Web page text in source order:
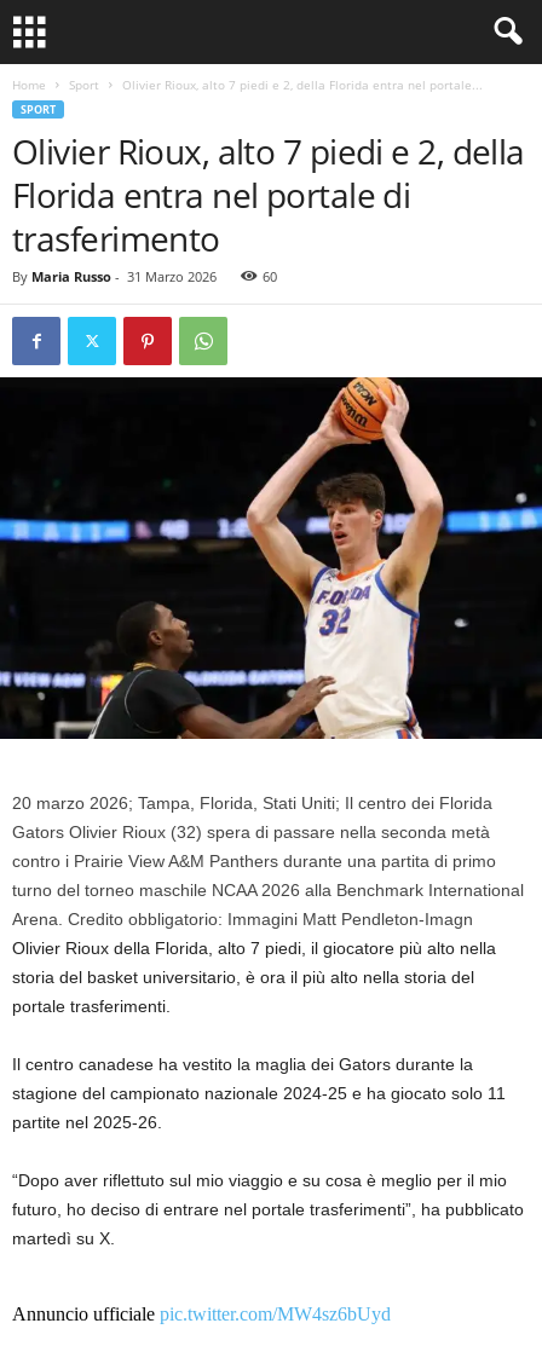
Home Sport Olivier Rioux, alto 7 piedi e 2, della Florida entra nel portale...
SPORT
Olivier Rioux, alto 7 piedi e 2, della
Florida entra nel portale di
trasferimento
By Maria Russo - 31 Marzo 2026 60
20 marzo 2026; Tampa, Florida, Stati Uniti; Il centro dei Florida
Gators Olivier Rioux (32) spera di passare nella seconda metà
contro i Prairie View A&M Panthers durante una partita di primo
turno del torneo maschile NCAA 2026 alla Benchmark International
Arena. Credito obbligatorio: Immagini Matt Pendleton-Imagn
Olivier Rioux della Florida, alto 7 piedi, il giocatore più alto nella
storia del basket universitario, è ora il più alto nella storia del
portale trasferimenti.
Il centro canadese ha vestito la maglia dei Gators durante la
stagione del campionato nazionale 2024-25 e ha giocato solo 11
partite nel 2025-26.
“Dopo aver riflettuto sul mio viaggio e su cosa è meglio per il mio
futuro, ho deciso di entrare nel portale trasferimenti”, ha pubblicato
martedì su X.
Annuncio ufficiale pic.twitter.com/MW4sz6bUyd